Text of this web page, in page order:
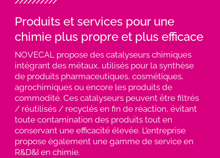
Produits et services pour une
chimie plus propre et plus efficace
NOVECAL propose des catalyseurs chimiques
intégrant des métaux, utilisés pour la synthèse
de produits pharmaceutiques, cosmétiques,
agrochimiques ou encore les produits de
commodité. Ces catalyseurs peuvent être filtrés
/ réutilisés / recyclés en fin de réaction, évitant
toute contamination des produits tout en
conservant une efficacité élevée. L’entreprise
propose également une gamme de service en
R&D&I en chimie.